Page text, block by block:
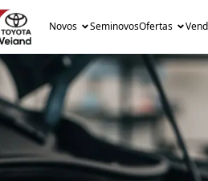
Novos SeminovosOfertas